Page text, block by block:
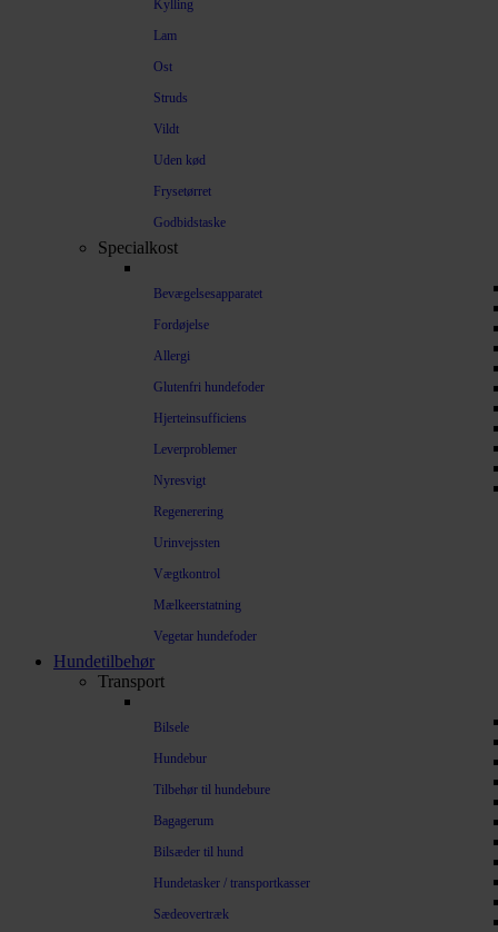
Kylling
Lam
Ost
Struds
Vildt
Uden kød
Frysetørret
Godbidstaske
Specialkost
Bevægelsesapparatet
Fordøjelse
Allergi
Glutenfri hundefoder
Hjerteinsufficiens
Leverproblemer
Nyresvigt
Regenerering
Urinvejssten
Vægtkontrol
Mælkeerstatning
Vegetar hundefoder
Hundetilbehør
Transport
Bilsele
Hundebur
Tilbehør til hundebure
Bagagerum
Bilsæder til hund
Hundetasker / transportkasser
Sædeovertræk